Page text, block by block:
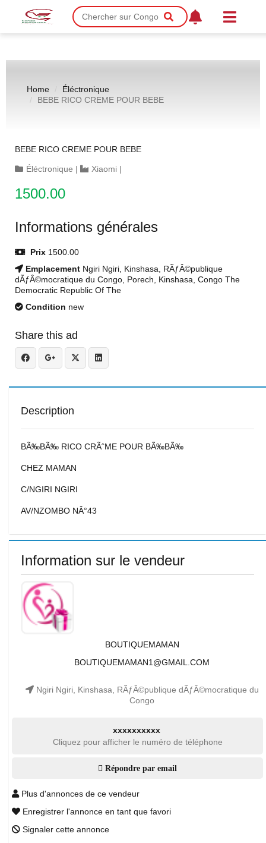
Home
Éléctronique
BEBE RICO CREME POUR BEBE
BEBE RICO CREME POUR BEBE
Éléctronique | Xiaomi |
1500.00
Informations générales
Prix 1500.00
Emplacement Ngiri Ngiri, Kinshasa, RÃƒÂ©publique
dÃƒÂ©mocratique du Congo, Porech, Kinshasa, Congo The
Democratic Republic Of The
Condition new
Share this ad
Description
BÃ‰BÃ‰ RICO CRÃˆME POUR BÃ‰BÃ‰
CHEZ MAMAN
C/NGIRI NGIRI
AV/NZOMBO NÂ°43
Information sur le vendeur
BOUTIQUEMAMAN
BOUTIQUEMAMAN1@GMAIL.COM
Ngiri Ngiri, Kinshasa, RÃƒÂ©publique dÃƒÂ©mocratique du
Congo
xxxxxxxxxx
Cliquez pour afficher le numéro de téléphone
Répondre par email
Plus d'annonces de ce vendeur
Enregistrer l'annonce en tant que favori
Signaler cette annonce